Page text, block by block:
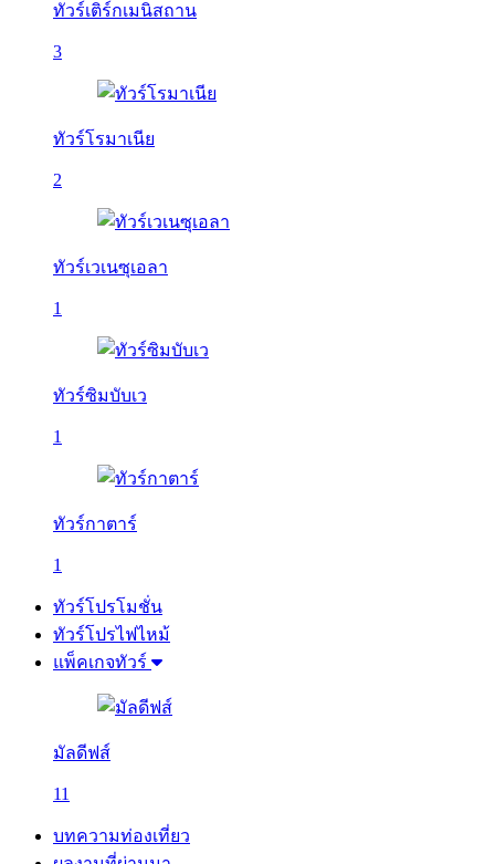
ทัวร์เติร์กเมนิสถาน
3
ทัวร์โรมาเนีย
2
ทัวร์เวเนซุเอลา
1
ทัวร์ซิมบับเว
1
ทัวร์กาตาร์
1
ทัวร์โปรโมชั่น
ทัวร์โปรไฟไหม้
แพ็คเกจทัวร์
มัลดีฟส์
11
บทความท่องเที่ยว